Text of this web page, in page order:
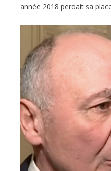
année 2018 perdait sa